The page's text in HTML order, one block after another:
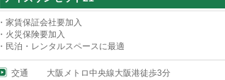
・家賃保証会社要加入
・火災保険要加入
・民泊・レンタルスペースに最適
交通 大阪メトロ中央線大阪港徒歩3分